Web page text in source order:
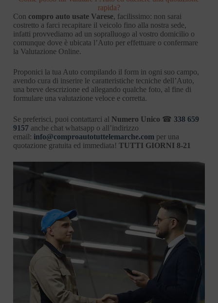
rapida?
Con compro auto usate Varese, facilissimo: non sarai
costretto a farci recapitare il veicolo fino alla nostra sede,
infatti provvediamo ad un sopralluogo al vostro domicilio o
comunque dove è ubicata l’Auto per effettuare o confermare
la Valutazione Online.
Proponici la tua Auto compilando il form in ogni suo campo,
avendo cura di inserire le caratteristiche tecniche dell’Auto,
una breve descrizione ed allegando qualche foto, al fine di
formulare una valutazione veloce e corretta.
Se preferisci, puoi contattarci al Numero Unico ☎ 338 659
9157anche chat whatsapp o all’indirizzo
email: info@comproautotuttelemarche.com per una
quotazione gratuita ed immediata! TUTTI GIORNI 8-21